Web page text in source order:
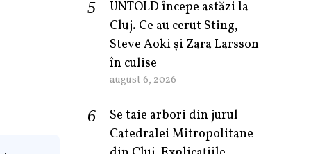
UNTOLD începe astăzi la
Cluj. Ce au cerut Sting,
Steve Aoki și Zara Larsson
în culise
august 6, 2026
Se taie arbori din jurul
Catedralei Mitropolitane